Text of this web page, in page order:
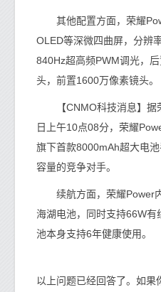
其他配置方面，荣耀
OLED等深微四曲屏，分辨
840Hz超高频PWM调光，
头，前置1600万像素镜头。
【CNMO科技消息】据
日上午10点08分，荣耀
旗下首款8000mAh超大电
容量的竞争对手。
续航方面，荣耀Power
海湖电池，同时支持66W
池本身支持6年健康使用。
以上问题已经回答了。如果